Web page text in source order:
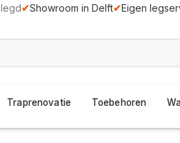
✔Showroom in Delft✔Eigen
Traprenovatie Toebehoren